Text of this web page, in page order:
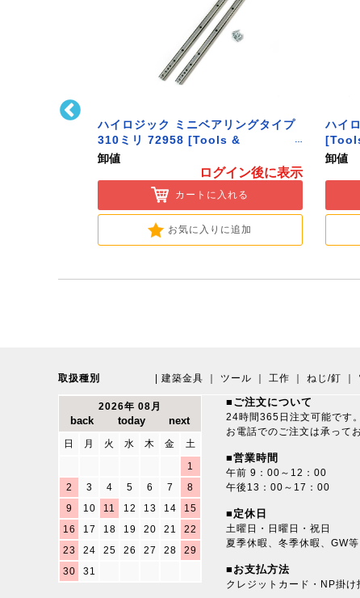
ハイロジック ミニベアリングタイプ
310ミリ 72958 [Tools &
Hardware]
卸値
ログイン後に表示
カートに入れる
お気に入りに追加
ハイ
卸値
取扱種別 建築金具 ツール 工作 ねじ/釘
2026年 08月
日 月 火 水 木 金
土
1
2
3 4 5 6 7
8
9
10 11 12 13 14
15
16
17 18 19 20 21
22
23
24 25 26 27 28
29
30
31
■ご注文について
24時間365日注文可能です。
お電話でのご注文は承って
■営業時間
午前 9：00～12：00
午後13：00～17：00
■定休日
土曜日・日曜日・祝日
夏季休暇、冬季休暇、GW等
■お支払方法
クレジットカード・NP掛け